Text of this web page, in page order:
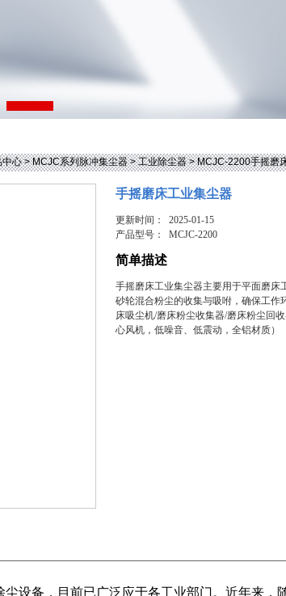
中心>MCJC系列脉冲集尘器>工业除尘器> MCJC-2200手摇磨
手摇磨床工业集尘器
更新时间： 2025-01-15
产品型号：MCJC-2200
简单描述
手摇磨床工业集尘器主要用于平面磨
砂轮混合粉尘的收集与吸咐，确保工作
床吸尘机/磨床粉尘收集器/磨床粉尘回
心风机，低噪音、低震动，全铝材质）
尘设备，目前已广泛应于各工业部门。近年来，